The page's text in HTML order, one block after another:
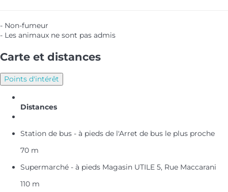
- Non-fumeur
- Les animaux ne sont pas admis
Carte et distances
Points d'intérêt
Distances
Station de bus - à pieds de l'Arret de bus le plus proche
70 m
Supermarché - à pieds Magasin UTILE 5, Rue Maccarani
110 m